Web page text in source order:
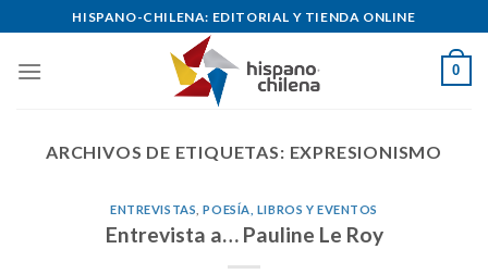
to
content
HISPANO-CHILENA: EDITORIAL Y TIENDA ONLINE
0
ARCHIVOS DE ETIQUETAS: EXPRESIONISMO
ENTREVISTAS ,POESÍA, LIBROS Y EVENTOS
Entrevista a… Pauline Le Roy